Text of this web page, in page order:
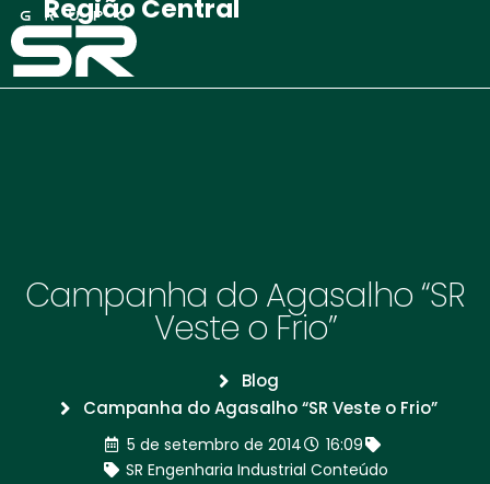
Região Central
Campanha do Agasalho “SR
Veste o Frio”
Blog
Campanha do Agasalho “SR Veste o Frio”
5 de setembro de 2014
16:09
SR Engenharia Industrial Conteúdo